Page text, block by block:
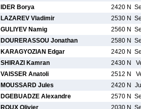
IDER Borya 2420 N
LAZAREV Vladimir 2530 N
GULIYEV Namig 2560 N
DOURERASSOU Jonathan 2580 N
KARAGYOZIAN Edgar 2420 N
SHIRAZI Kamran 2430 N
VAISSER Anatoli 2512 N
MOUSSARD Jules 2420 N
DGEBUADZE Alexandre 2570 N
ROUX Olivier 2030 N